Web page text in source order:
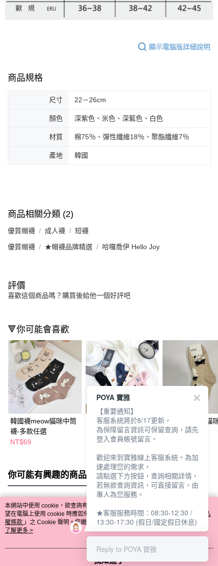
顯示電腦版詳細說明
商品規格
尺寸 22－26cm
顏色 深紫色、米色、深藍色、白色
材質 棉75％、彈性纖維18％、聚酯纖維7％
產地 韓國
商品相關分類 (2)
優質帽襪 成人襪 短襪
優質帽襪 ★帽襪品牌精選 哈囉喬伊 Hello Joy
評價
喜歡這個商品嗎？購買後給他一個好評吧
🔻你可能會喜歡
韓國襪meow貓咪中筒
襪-多款任選
NT$69
韓國襪滿版貓咪隱形
襪-多款任選
NT$69
SY正韓1/2襪-貓
款任選
你可能有興趣的商品 全站排行
熱門標籤
本網站中使用 cookie，欲查詢有關本網站使用 cookie 方式之詳情，及若您不希
望在電腦上使用 cookie 時應如何變更電腦的 cookie 設定，請參閱本網站「
隱私
權條款 」之 Cookie 聲明。您繼續使用本網站即表示您同意本公司得按本網站使
用條款之 Cookie 聲明使用 cookie。
了解更多 >
我知道了
POYA 寶雅
【重要通知】
客服系統將於8/17更新，
為保障留言資訊可保留查詢，請先
登入會員帳號留言。
歡迎來到寶雅線上客服系統。為加
速處理您的需求，
請點選下方按鈕，查詢相關詳情，
若無欲查詢資訊，可直接留言，由
專人為您服務。
★客服服務時間：08:30-12:30 /
13:30-17:30 (假日/國定假日休息)
Reply to POYA 寶雅